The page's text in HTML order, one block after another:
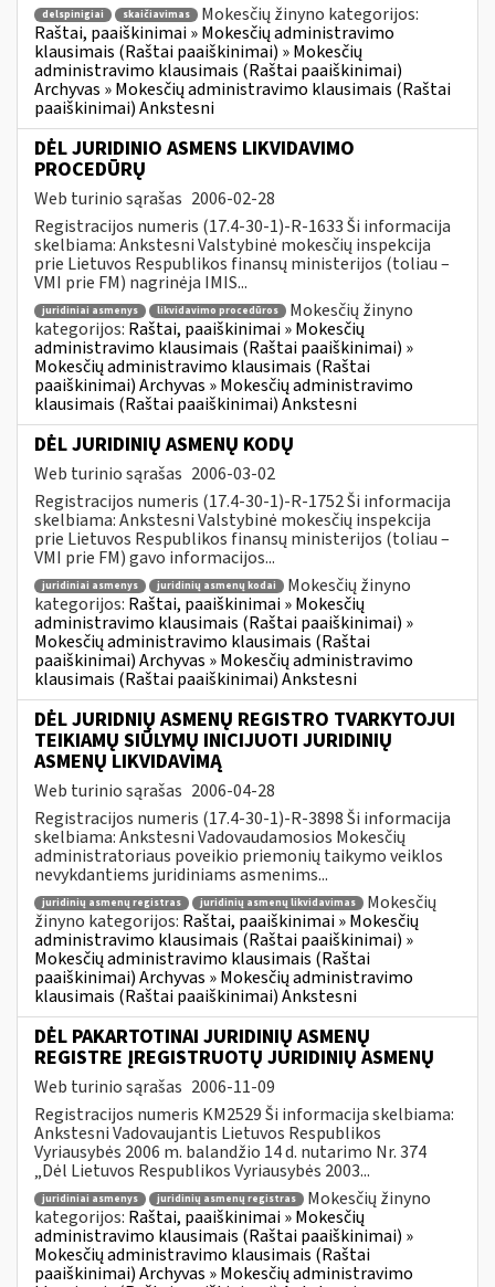
delspinigiai skaičiavimas
Mokesčių žinyno kategorijos:
Raštai, paaiškinimai » Mokesčių administravimo
klausimais (Raštai paaiškinimai) » Mokesčių
administravimo klausimais (Raštai paaiškinimai)
Archyvas » Mokesčių administravimo klausimais (Raštai
paaiškinimai) Ankstesni
DĖL JURIDINIO ASMENS LIKVIDAVIMO
PROCEDŪRŲ
Web turinio sąrašas 2006-02-28
Registracijos numeris (17.4-30-1)-R-1633 Ši informacija
skelbiama: Ankstesni Valstybinė mokesčių inspekcija
prie Lietuvos Respublikos finansų ministerijos (toliau –
VMI prie FM) nagrinėja IMIS...
juridiniai asmenys likvidavimo procedūros
Mokesčių žinyno
kategorijos: Raštai, paaiškinimai » Mokesčių
administravimo klausimais (Raštai paaiškinimai) »
Mokesčių administravimo klausimais (Raštai
paaiškinimai) Archyvas » Mokesčių administravimo
klausimais (Raštai paaiškinimai) Ankstesni
DĖL JURIDINIŲ ASMENŲ KODŲ
Web turinio sąrašas 2006-03-02
Registracijos numeris (17.4-30-1)-R-1752 Ši informacija
skelbiama: Ankstesni Valstybinė mokesčių inspekcija
prie Lietuvos Respublikos finansų ministerijos (toliau –
VMI prie FM) gavo informacijos...
juridiniai asmenys juridinių asmenų kodai
Mokesčių žinyno
kategorijos: Raštai, paaiškinimai » Mokesčių
administravimo klausimais (Raštai paaiškinimai) »
Mokesčių administravimo klausimais (Raštai
paaiškinimai) Archyvas » Mokesčių administravimo
klausimais (Raštai paaiškinimai) Ankstesni
DĖL JURIDNIŲ ASMENŲ REGISTRO TVARKYTOJUI
TEIKIAMŲ SIŪLYMŲ INICIJUOTI JURIDINIŲ
ASMENŲ LIKVIDAVIMĄ
Web turinio sąrašas 2006-04-28
Registracijos numeris (17.4-30-1)-R-3898 Ši informacija
skelbiama: Ankstesni Vadovaudamosios Mokesčių
administratoriaus poveikio priemonių taikymo veiklos
nevykdantiems juridiniams asmenims...
juridinių asmenų registras juridinių asmenų likvidavimas
Mokesčių
žinyno kategorijos: Raštai, paaiškinimai » Mokesčių
administravimo klausimais (Raštai paaiškinimai) »
Mokesčių administravimo klausimais (Raštai
paaiškinimai) Archyvas » Mokesčių administravimo
klausimais (Raštai paaiškinimai) Ankstesni
DĖL PAKARTOTINAI JURIDINIŲ ASMENŲ
REGISTRE ĮREGISTRUOTŲ JURIDINIŲ ASMENŲ
Web turinio sąrašas 2006-11-09
Registracijos numeris KM2529 Ši informacija skelbiama:
Ankstesni Vadovaujantis Lietuvos Respublikos
Vyriausybės 2006 m. balandžio 14 d. nutarimo Nr. 374
„Dėl Lietuvos Respublikos Vyriausybės 2003...
juridiniai asmenys juridinių asmenų registras
Mokesčių žinyno
kategorijos: Raštai, paaiškinimai » Mokesčių
administravimo klausimais (Raštai paaiškinimai) »
Mokesčių administravimo klausimais (Raštai
paaiškinimai) Archyvas » Mokesčių administravimo